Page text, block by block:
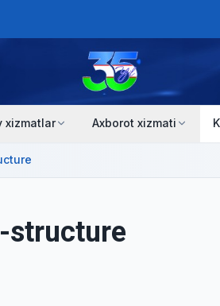
xizmatlar Axborot xizmati
structure